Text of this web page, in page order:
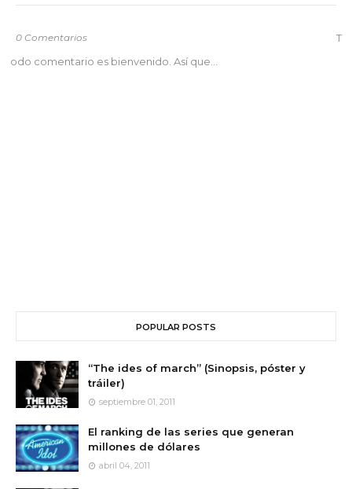
0 Comentarios
T
odo comentario es bienvenido. Así que...
POPULAR POSTS
“The ides of march” (Sinopsis, póster y
tráiler)
septiembre 01, 2011
El ranking de las series que generan
millones de dólares
abril 04, 2011